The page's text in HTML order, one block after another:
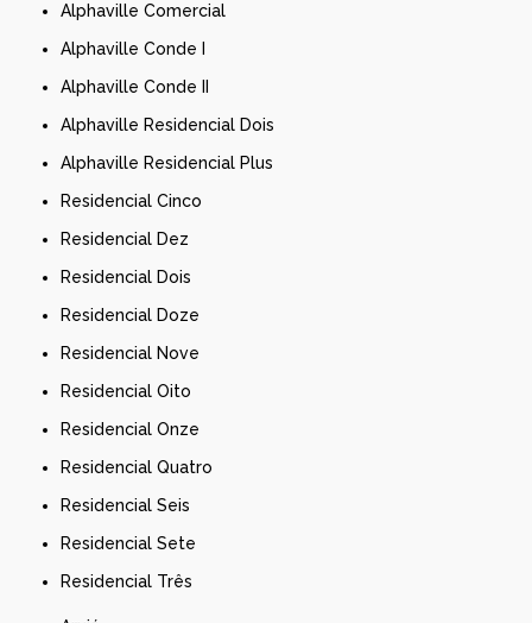
Alphaville Comercial
Alphaville Conde I
Alphaville Conde II
Alphaville Residencial Dois
Alphaville Residencial Plus
Residencial Cinco
Residencial Dez
Residencial Dois
Residencial Doze
Residencial Nove
Residencial Oito
Residencial Onze
Residencial Quatro
Residencial Seis
Residencial Sete
Residencial Três